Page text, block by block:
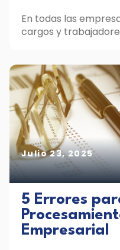
En todas las
cargos y
Julio 23, 2025
5 Errores
Empresarial